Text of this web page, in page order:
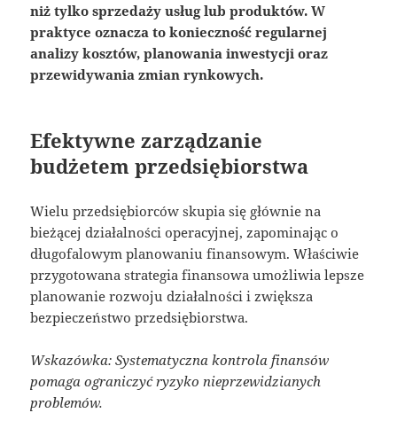
niż tylko sprzedaży usług lub produktów. W
praktyce oznacza to konieczność regularnej
analizy kosztów, planowania inwestycji oraz
przewidywania zmian rynkowych.
Efektywne zarządzanie
budżetem przedsiębiorstwa
Wielu przedsiębiorców skupia się głównie na
bieżącej działalności operacyjnej, zapominając o
długofalowym planowaniu finansowym. Właściwie
przygotowana strategia finansowa umożliwia lepsze
planowanie rozwoju działalności i zwiększa
bezpieczeństwo przedsiębiorstwa.
Wskazówka: Systematyczna kontrola finansów
pomaga ograniczyć ryzyko nieprzewidzianych
problemów.